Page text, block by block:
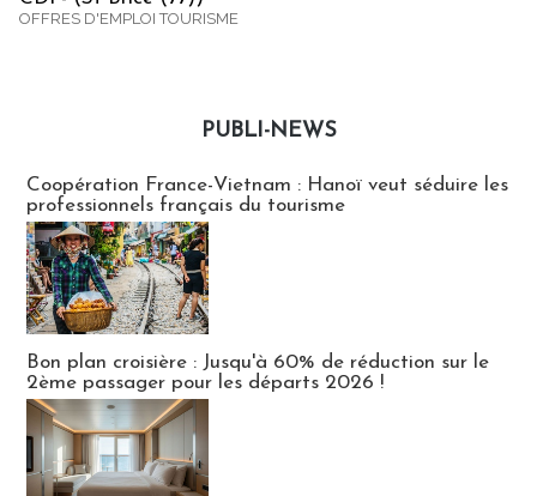
OFFRES D'EMPLOI TOURISME
PUBLI-NEWS
Coopération France-Vietnam : Hanoï veut séduire les
professionnels français du tourisme
Bon plan croisière : Jusqu'à 60% de réduction sur le
2ème passager pour les départs 2026 !